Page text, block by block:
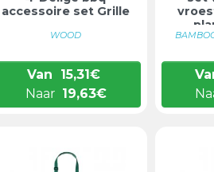
accessoire set Grille
WOOD
Van 15,31€
Naar 19,63€